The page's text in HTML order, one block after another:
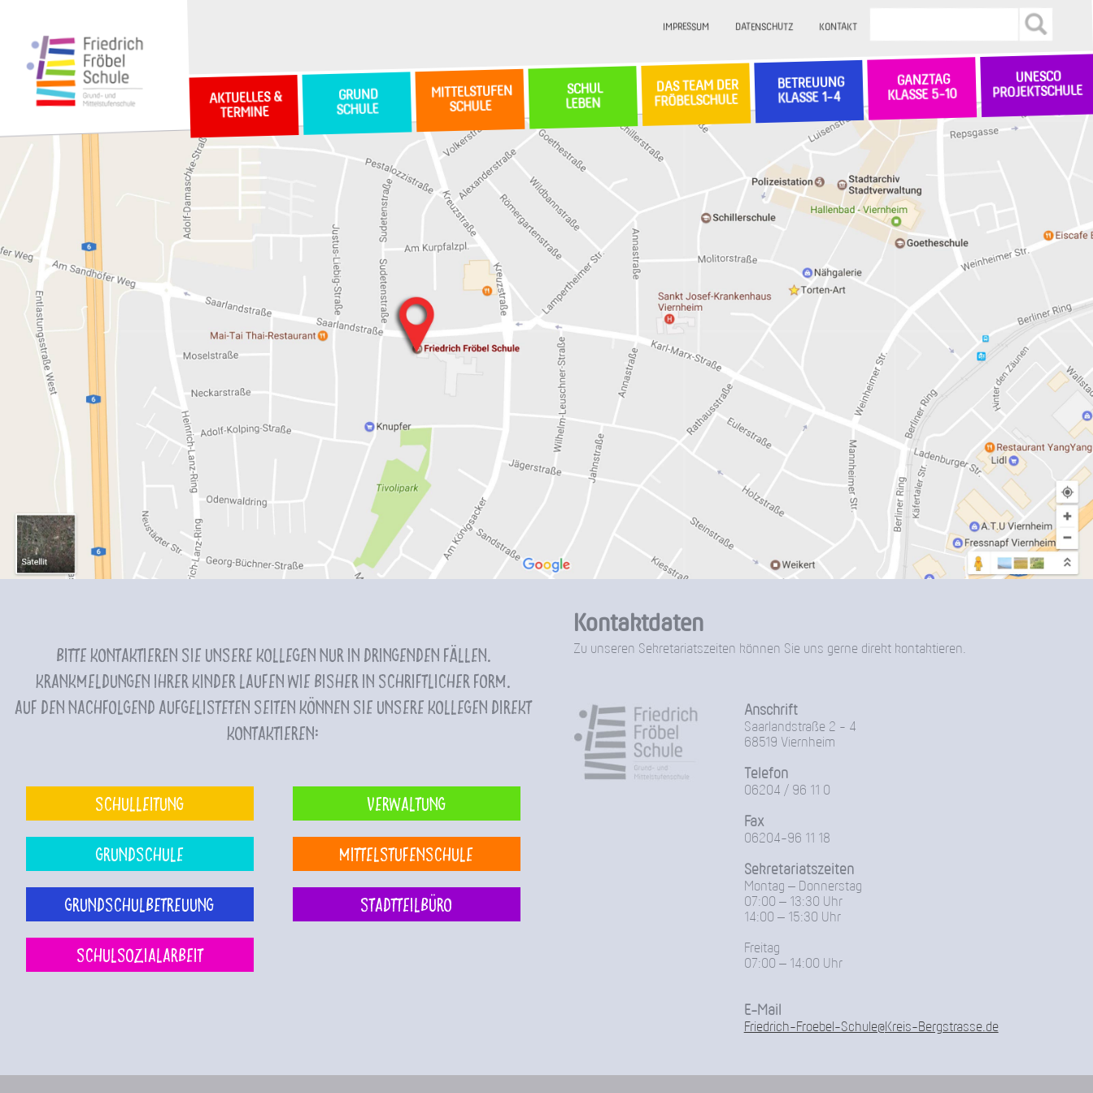
IMPRESSUM DATENSCHUTZ KONTAKT
AKTUELLES &
TERMINE
GRUND
SCHULE
MITTELSTUFEN
SCHULE
SCHUL
LEBEN
DAS TEAM DER
FRÖBELSCHULE
BETREUUNG
KLASSE 1-4
GANZTAG
KLASSE 5-10
UNESCO
PROJEKTSCHULE
Bitte kontaktieren Sie unsere Kollegen nur in dringenden Fällen.
Krankmeldungen Ihrer Kinder laufen wie bisher in schriftlicher Form.
Auf den nachfolgend aufgelisteten Seiten können Sie unsere Kollegen direkt
kontaktieren:
Schulleitung Verwaltung
Grundschule Mittelstufenschule
Grundschulbetreuung Stadtteilbüro
Schulsozialarbeit
Kontaktdaten
Zu unseren Sekretariatszeiten können Sie uns gerne direkt kontaktieren.
Anschrift
Saarlandstraße 2 - 4
68519 Viernheim
Telefon
06204 / 96 11 0
Fax
06204-96 11 18
Sekretariatszeiten
Montag – Donnerstag
07:00 – 13:30 Uhr
14:00 – 15:30 Uhr
Freitag
07:00 – 14:00 Uhr
E-Mail
Friedrich-Froebel-Schule@Kreis-Bergstrasse.de